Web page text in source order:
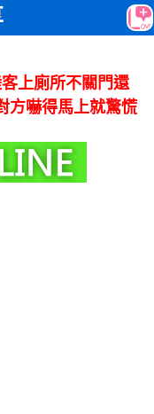
上廁所不關門還
方嚇得馬上就驚慌